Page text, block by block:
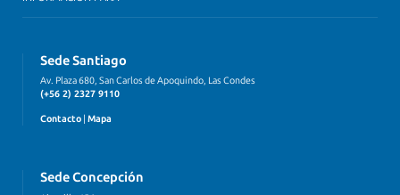
Sede Santiago
Av. Plaza 680, San Carlos de Apoquindo, Las Condes
(+56 2) 2327 9110
Contacto Mapa
Sede Concepción